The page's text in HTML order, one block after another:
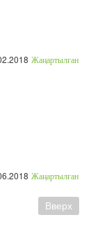
Жаңартылған
Жаңартылған
Вверх